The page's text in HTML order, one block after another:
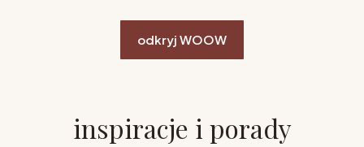
odkryj WOOW
inspiracje i porady